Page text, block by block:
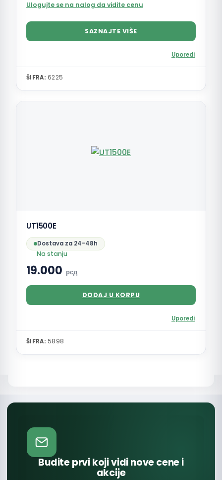
Ulogujte se na nalog da vidite cenu
SAZNAJTE VIŠE
Uporedi
ŠIFRA: 6225
UT1500E
Dostava za 24-48h
Na stanju
19.000 рсд
DODAJ U KORPU
Uporedi
ŠIFRA: 5898
Budite prvi koji vidi nove cene i
akcije